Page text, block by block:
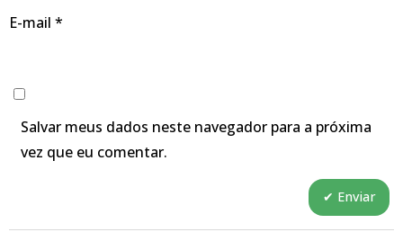
E-mail *
Salvar meus dados neste navegador para a próxima
vez que eu comentar.